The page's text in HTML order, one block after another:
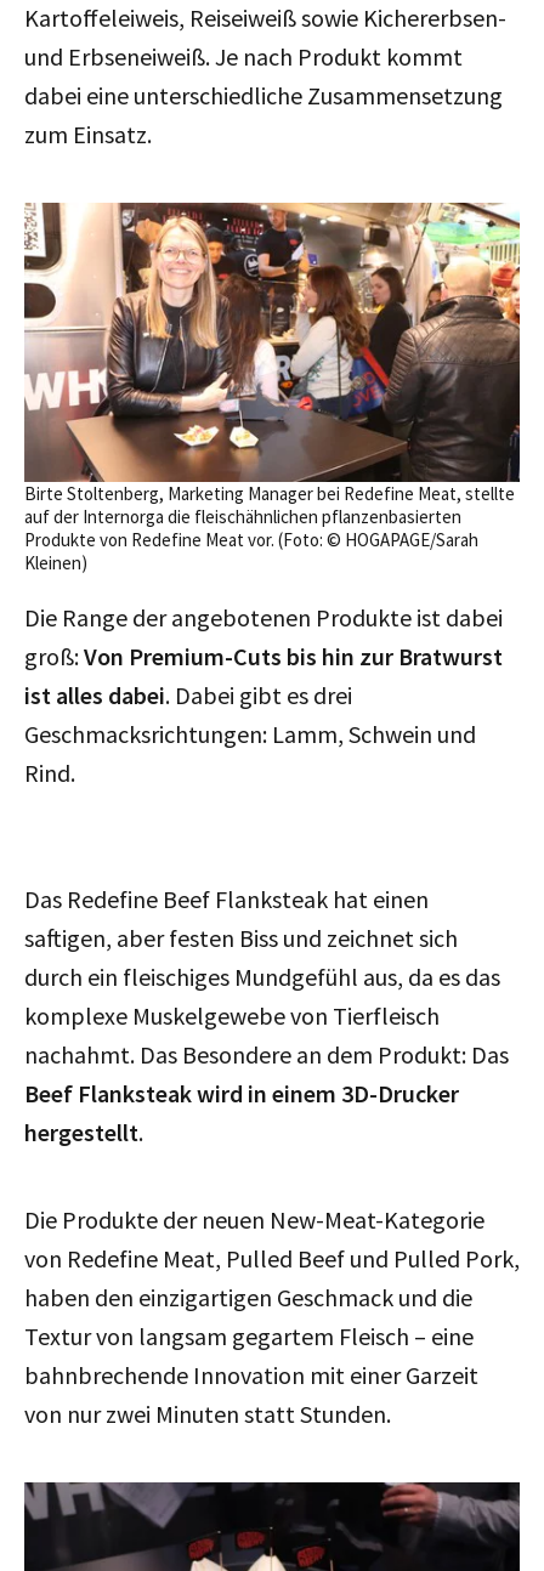
Kartoffeleiweis, Reiseiweiß sowie Kichererbsen-
und Erbseneiweiß. Je nach Produkt kommt
dabei eine unterschiedliche Zusammensetzung
zum Einsatz.
Birte Stoltenberg, Marketing Manager bei Redefine Meat, stellte
auf der Internorga die fleischähnlichen pflanzenbasierten
Produkte von Redefine Meat vor. (Foto: © HOGAPAGE/Sarah
Kleinen)
Die Range der angebotenen Produkte ist dabei
groß:Von Premium-Cuts bis hin zur Bratwurst
ist alles dabei. Dabei gibt es drei
Geschmacksrichtungen: Lamm, Schwein und
Rind.
Das Redefine Beef Flanksteak hat einen
saftigen, aber festen Biss und zeichnet sich
durch ein fleischiges Mundgefühl aus, da es das
komplexe Muskelgewebe von Tierfleisch
nachahmt. Das Besondere an dem Produkt: Das
Beef Flanksteak wird in einem 3D-Drucker
hergestellt.
Die Produkte der neuen New-Meat-Kategorie
von Redefine Meat, Pulled Beef und Pulled Pork,
haben den einzigartigen Geschmack und die
Textur von langsam gegartem Fleisch – eine
bahnbrechende Innovation mit einer Garzeit
von nur zwei Minuten statt Stunden.